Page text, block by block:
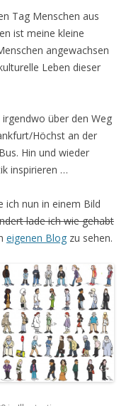
Tag Menschen aus
ist meine kleine
angewachsen
Leben dieser
über den Weg
Höchst an der
Hin und wieder
inspirieren …
ich nun in einem Bild
lade ich wie gehabt
eigenen Blog zu sehen.